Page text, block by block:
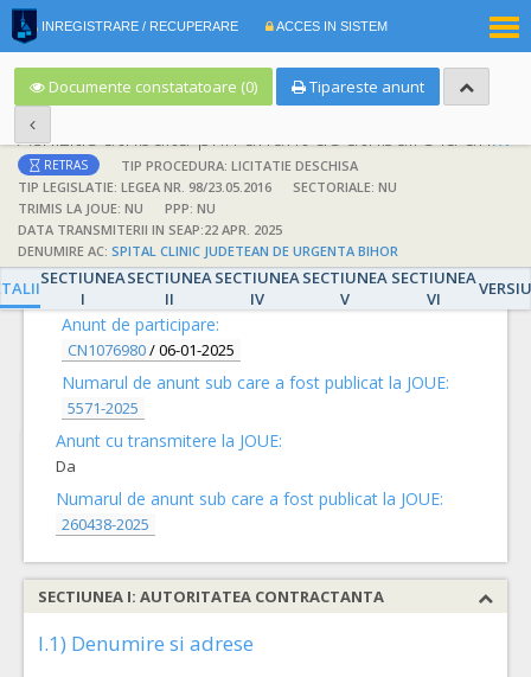
INREGISTRARE / RECUPERARE ACCES IN SISTEM
Documente constatatoare (0) Tipareste anunt
Achizitie atribuita prin anunt de atribuire la anunt de participare
RETRAS
TIP PROCEDURA: LICITATIE DESCHISA
TIP LEGISLATIE: LEGEA NR. 98/23.05.2016
SECTORIALE: NU
TRIMIS LA JOUE: NU
PPP: NU
DATA TRANSMITERII IN SEAP:22 APR. 2025
DENUMIRE AC: SPITAL CLINIC JUDETEAN DE URGENTA BIHOR
SECTIUNEA
I
SECTIUNEA
II
SECTIUNEA
IV
SECTIUNEA
V
SECTIUNEA
VI
DETALII
Anunt de participare:
CN1076980/06-01-2025
Numarul de anunt sub care a fost publicat la JOUE:
5571-2025
Anunt cu transmitere la JOUE:
Da
Numarul de anunt sub care a fost publicat la JOUE:
260438-2025
SECTIUNEA I: AUTORITATEA CONTRACTANTA
I.1) Denumire si adrese